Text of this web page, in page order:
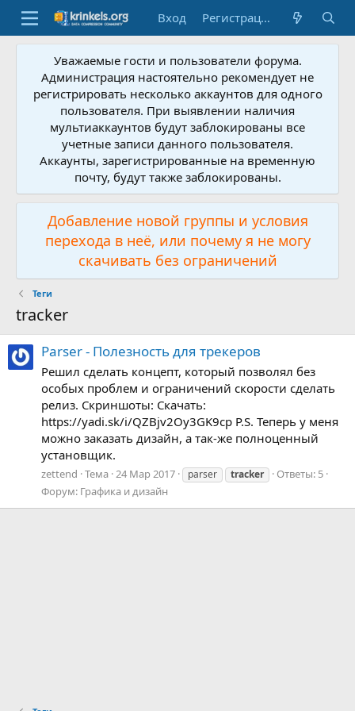
Вход Регистрация
Уважаемые гости и пользователи форума.
Администрация настоятельно рекомендует не
регистрировать несколько аккаунтов для одного
пользователя. При выявлении наличия
мультиаккаунтов будут заблокированы все
учетные записи данного пользователя.
Аккаунты, зарегистрированные на временную
почту, будут также заблокированы.
Добавление новой группы и условия
перехода в неё, или почему я не могу
скачивать без ограничений
Теги
tracker
Parser - Полезность для трекеров
Решил сделать концепт, который позволял без
особых проблем и ограничений скорости сделать
релиз. Скриншоты: Скачать:
https://yadi.sk/i/QZBjv2Oy3GK9cp P.S. Теперь у меня
можно заказать дизайн, а так-же полноценный
установщик.
zettend Тема 24 Мар 2017 parser tracker
Ответы: 5
Форум: Графика и дизайн